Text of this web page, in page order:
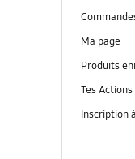
Ma page
Produits
Tes Actions
Inscription